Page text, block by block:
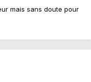
mais sans doute pour